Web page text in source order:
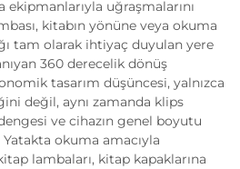
uğraşmalarını
kitabın yönüne veya okuma
tam olarak ihtiyaç duyulan yere
360 derecelik dönüş
tasarım düşüncesi, yalnızca
değil, aynı zamanda klips
dengesi ve cihazın genel boyutu
okuma amacıyla
lambaları, kitap kapaklarına